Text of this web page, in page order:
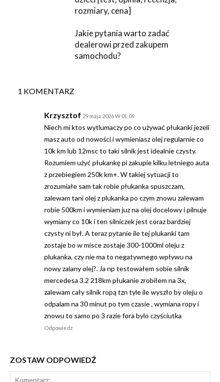
rozmiary, cena]
Jakie pytania warto zadać
dealerowi przed zakupem
samochodu?
1 KOMENTARZ
Krzysztof 29 maja 2026 W 01:09
Niech mi ktos wytlumaczy po co używać płukanki jezeli
masz auto od nowości i wymieniasz olej regularnie co
10k km lub 12msc to taki silnik jest idealnie czysty.
Rozumiem użyć płukankę pi zakupie kilku letniego auta
z przebiegiem 250k km+. W takiej sytuacji to
zrozumiałe sam tak robie płukanka spuszczam,
zalewam tani olej z plukanka po czym znowu zalewam
robie 500km i wymieniam juz na olej docelowy i pilnuje
wymiany co 10k i ten silniczek jest coraz bardziej
czysty ni był. A teraz pytanie ile tej plukanki tam
zostaje bo w misce zostaje 300-1000ml oleju z
plukanka, czy nie ma to negatywnego wpływu na
nowy zalany olej?. Ja np testowałem sobie silnik
mercedesa 3.2 218km płukanie zrobiłem na 3x,
zalewam cały silnik ropą tzn tyle ile wyszło by oleju o
odpalam na 30 minut po tym czasie , wymiana ropy i
znowu to samo po 3 razie fora bylo czyściutka
Odpowiedz
ZOSTAW ODPOWIEDŹ